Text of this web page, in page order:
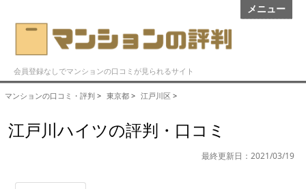
メニュー
会員登録なしでマンションの口コミが見られるサイト
マンションの口コミ・評判 > 東京都 > 江戸川区 >
江戸川ハイツの評判・口コミ
最終更新日：2021/03/19